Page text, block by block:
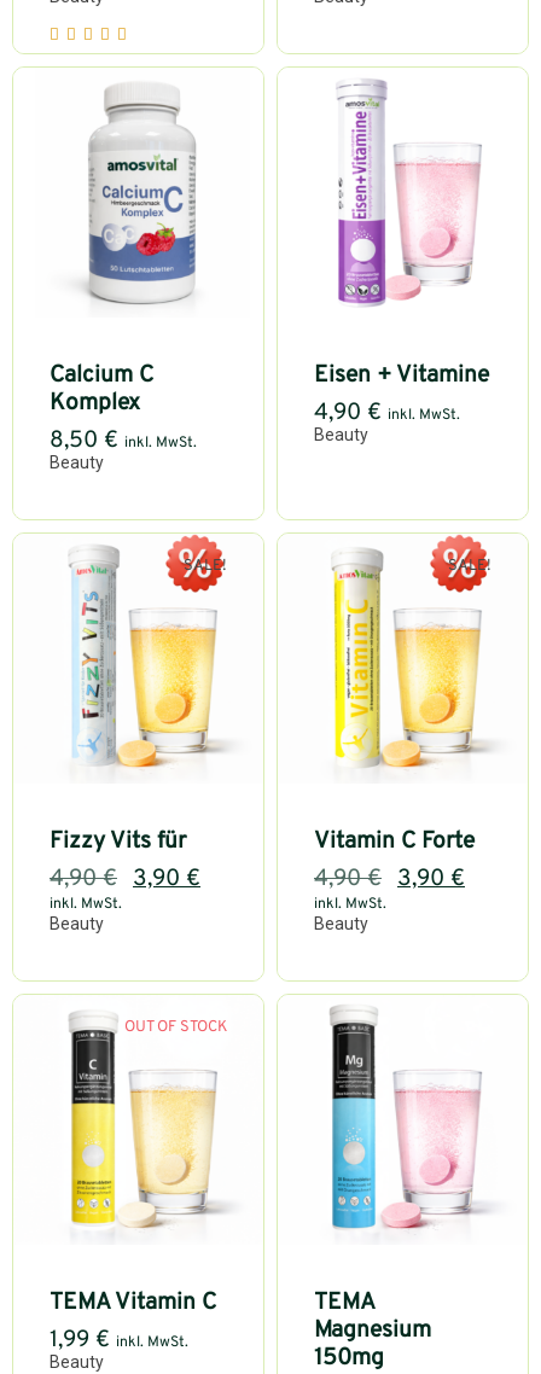
Beauty
Calcium C
Komplex
8,50 € inkl. MwSt. Beauty
Eisen + Vitamine
4,90 € inkl. MwSt.
SALE!
Beauty
Fizzy Vits für
4,90€ 3,90 €
inkl. MwSt.
SALE!
Beauty
Vitamin C Forte
4,90€ 3,90 €
inkl. MwSt.
OUT OF STOCK
Beauty
TEMA Vitamin C
1,99 € inkl. MwSt.
TEMA
Magnesium
150mg